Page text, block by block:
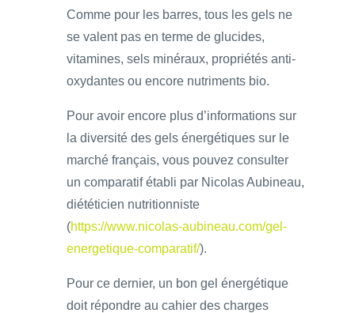
Comme pour les barres, tous les gels ne
se valent pas en terme de glucides,
vitamines, sels minéraux, propriétés anti-
oxydantes ou encore nutriments bio.
Pour avoir encore plus d’informations sur
la diversité des gels énergétiques sur le
marché français, vous pouvez consulter
un comparatif établi par Nicolas Aubineau,
diététicien nutritionniste
(https://www.nicolas-aubineau.com/gel-
energetique-comparatif/).
Pour ce dernier, un bon gel énergétique
doit répondre au cahier des charges